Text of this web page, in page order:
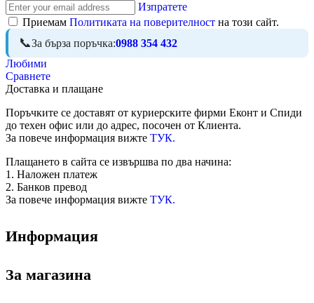
Изпратете
Приемам Политиката на поверителност на този сайт.
За бърза поръчка:0988 354 432
Любими
Сравнете
Доставка и плащане
Поръчките се доставят от куриерските фирми Еконт и Спиди
до техен офис или до адрес, посочен от Клиента.
За повече информация вижте ТУК.
Плащането в сайта се извършва по два начина:
1. Наложен платеж
2. Банков превод
За повече информация вижте ТУК.
Информация
За магазина